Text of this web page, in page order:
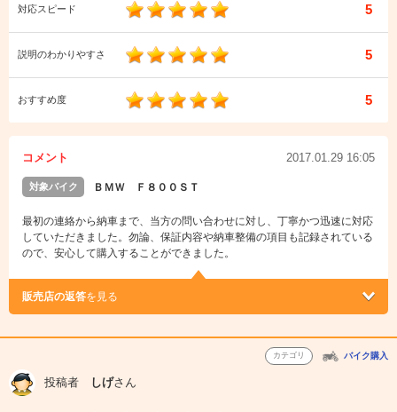
対応スピード 5
説明のわかりやすさ 5
おすすめ度 5
コメント 2017.01.29 16:05
対象バイク ＢＭＷ Ｆ８００ＳＴ
最初の連絡から納車まで、当方の問い合わせに対し、丁寧かつ迅速に対応
していただきました。勿論、保証内容や納車整備の項目も記録されている
ので、安心して購入することができました。
販売店の返答を見る
カテゴリ バイク購入
投稿者 しげさん